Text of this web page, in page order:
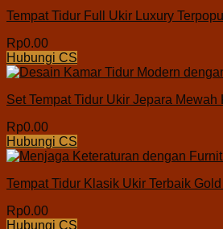
Tempat Tidur Full Ukir Luxury
Rp0.00
Hubungi CS
Set Tempat Tidur Ukir Jepara Mewah
Rp0.00
Hubungi CS
Tempat Tidur Klasik Ukir Terbaik
Rp0.00
Hubungi CS